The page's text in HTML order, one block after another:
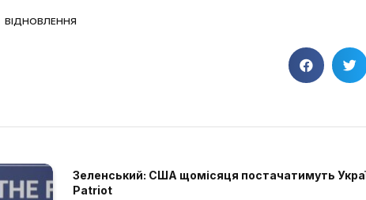
ВІДНОВЛЕННЯ
Зеленський: США щомісяця постачатимуть
Patriot